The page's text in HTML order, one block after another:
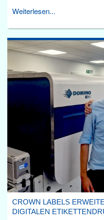
Weiterlesen...
CROWN LABELS
DIGITALEN